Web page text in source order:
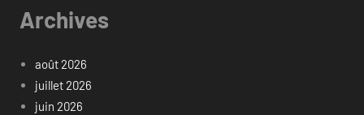
Archives
août 2026
juillet 2026
juin 2026